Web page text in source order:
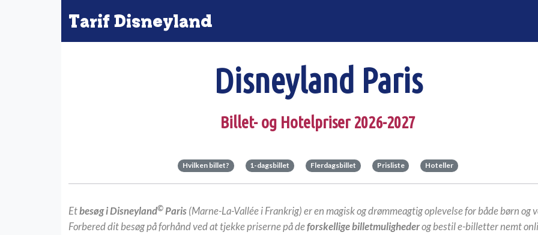
Tarif Disneyland
Disneyland Paris
Billet- og Hotelpriser 2026-2027
Hvilken billet? 1-dagsbillet Flerdagsbillet Prisliste Hoteller
Etbesøg i Disneyland© Paris(Marne-La-Vallée i Frankrig) er en magisk og drømmeagtig oplevelse for både børn og
Forbered dit besøg på forhånd ved at tjekke priserne på deforskellige billetmulighederog bestil e-billetter nemt